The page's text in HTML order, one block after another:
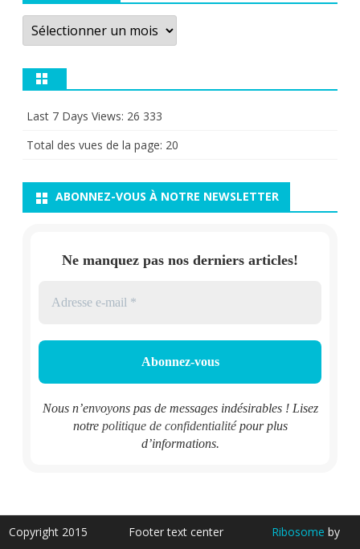
Archives
Last 7 Days Views: 26 333
Total des vues de la page: 20
ABONNEZ-VOUS À NOTRE NEWSLETTER
Ne manquez pas nos derniers articles!
Nous n’envoyons pas de messages indésirables ! Lisez
notre politique de confidentialitépour plus
d’informations.
Copyright 2015 Footer text center Ribosome by